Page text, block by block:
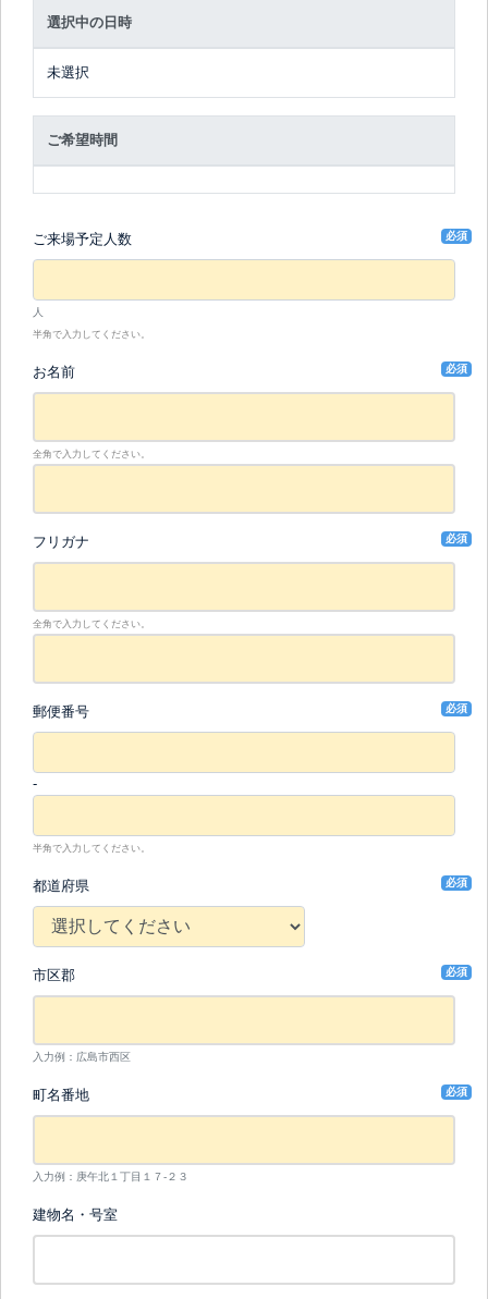
選択中の日時
未選択
ご希望時間
ご来場予定人数 必須
人
半角で入力してください。
お名前 必須
全角で入力してください。
フリガナ 必須
全角で入力してください。
郵便番号 必須
-
半角で入力してください。
都道府県 必須
市区郡 必須
入力例：広島市西区
町名番地 必須
入力例：庚午北１丁目１７-２３
建物名・号室